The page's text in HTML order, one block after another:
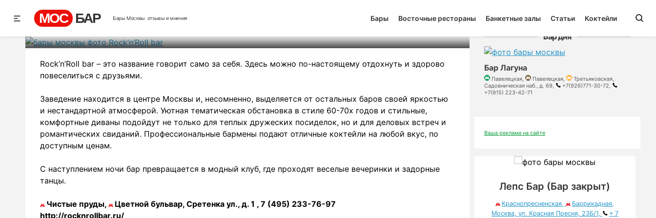
МОС БАР Бары Москвы отзывы и мнения Бары Восточные рестораны Банкетные залы Статьи Коктейли
Rock’n’Roll bar – это название говорит само за себя. Здесь можно по-настоящему отдохнуть и здорово
повеселиться с друзьями.
Заведение находится в центре Москвы и, несомненно, выделяется от остальных баров своей яркостью
и нестандартной атмосферой. Уютная тематическая обстановка в стиле 60-70х годов и стильные,
комфортные диваны подойдут не только для теплых дружеских посиделок, но и для деловых встреч и
романтических свиданий. Профессиональные бармены подают отличные коктейли на любой вкус, по
доступным ценам.
С наступлением ночи бар превращается в модный клуб, где проходят веселые вечеринки и задорные
танцы.
Чистые пруды,
Цветной бульвар, Сретенка ул., д. 1 , 7 (495) 233-76-97
http://rocknrollbar.ru/
Бар дня
Бар Лагуна
Павелецкая, Павелецкая,
Третьяковская,
Садовническая наб., д. 69,
+7(926)771-30-72,
+7(915) 223-42-71
Ваша реклама на сайте
Лепс Бар (Бар закрыт)
Краснопресненская,
Баррикадная,
Москва, ул. Красная Пресня, 23Б/1,
+ 7